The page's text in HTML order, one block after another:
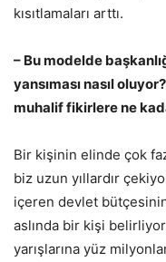
kısıtlamaları arttı.
– Bu modelde
yansıması nasıl
muhalif fikirlere ne
Bir kişinin elinde çok
biz uzun yıllardır
içeren devlet bütçesinin
aslında bir kişi
yarışlarına yüz